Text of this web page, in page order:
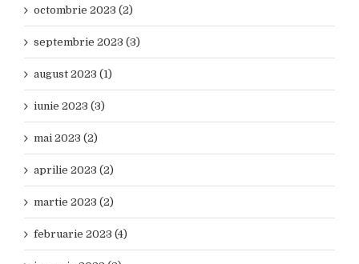
octombrie 2023 (2)
septembrie 2023 (3)
august 2023 (1)
iunie 2023 (3)
mai 2023 (2)
aprilie 2023 (2)
martie 2023 (2)
februarie 2023 (4)